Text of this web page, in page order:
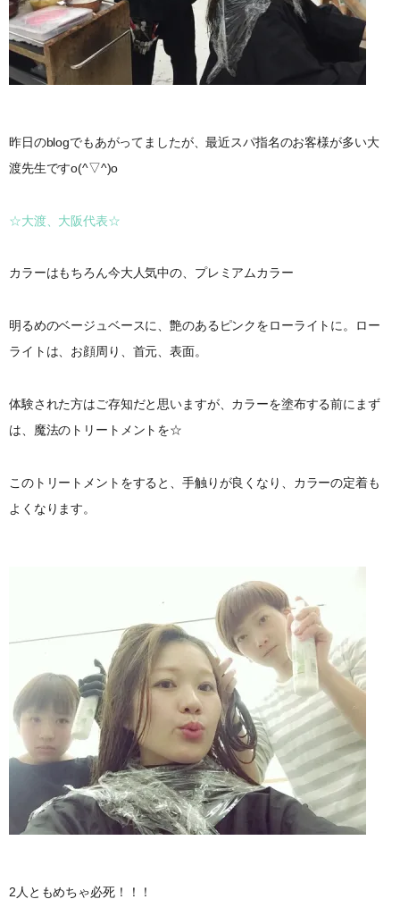
昨日のblogでもあがってましたが、最近スパ指名のお客様が多い大
渡先生ですo(^▽^)o
☆大渡、大阪代表☆
カラーはもちろん今大人気中の、プレミアムカラー
明るめのベージュベースに、艶のあるピンクをローライトに。ロー
ライトは、お顔周り、首元、表面。
体験された方はご存知だと思いますが、カラーを塗布する前にまず
は、魔法のトリートメントを☆
このトリートメントをすると、手触りが良くなり、カラーの定着も
よくなります。
2人ともめちゃ必死！！！